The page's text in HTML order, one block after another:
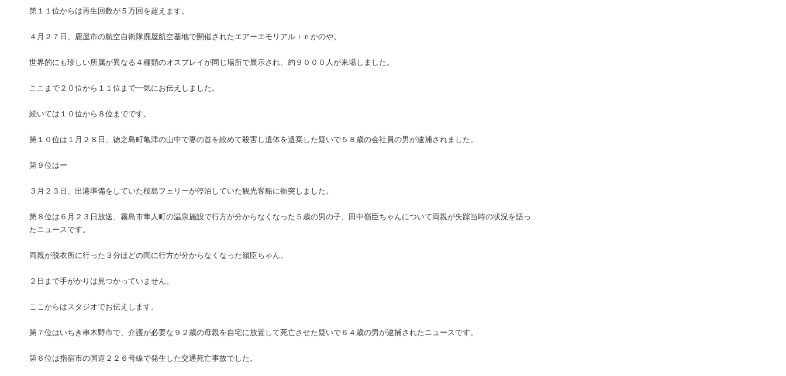
第１１位からは再生回数が５万回を超えます。
４月２７日、鹿屋市の航空自衛隊鹿屋航空基地で開催されたエアーエモリアルｉｎかのや。
世界的にも珍しい所属が異なる４種類のオスプレイが同じ場所で展示され、約９０００人が来場しました。
ここまで２０位から１１位まで一気にお伝えしました。
続いては１０位から８位までです。
第１０位は１月２８日、徳之島町亀津の山中で妻の首を絞めて殺害し遺体を遺棄した疑いで５８歳の会社員の男が逮捕されました。
第９位はー
３月２３日、出港準備をしていた桜島フェリーが停泊していた観光客船に衝突しました。
第８位は６月２３日放送、霧島市隼人町の温泉施設で行方が分からなくなった５歳の男の子、田中嶺臣ちゃんについて両親が失踪当時の状況を語っ
たニュースです。
両親が脱衣所に行った３分ほどの間に行方が分からなくなった嶺臣ちゃん。
２日まで手がかりは見つかっていません。
ここからはスタジオでお伝えします。
第７位はいちき串木野市で、介護が必要な９２歳の母親を自宅に放置して死亡させた疑いで６４歳の男が逮捕されたニュースです。
第６位は指宿市の国道２２６号線で発生した交通死亡事故でした。